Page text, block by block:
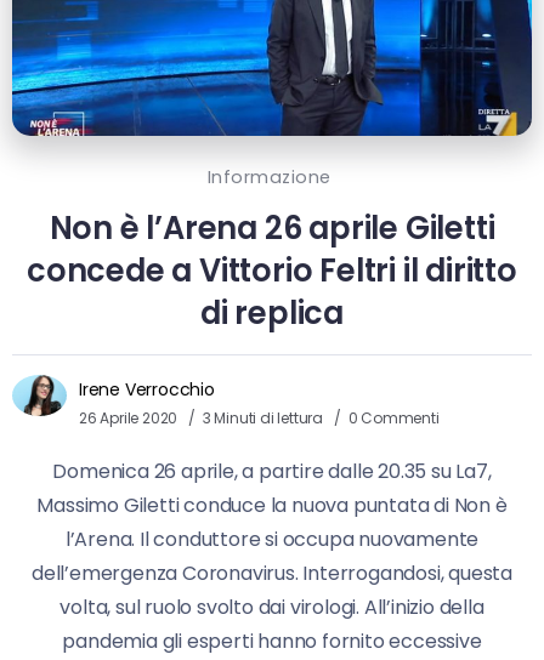
Informazione
Non è l’Arena 26 aprile Giletti
concede a Vittorio Feltri il diritto
di replica
Irene Verrocchio
26 Aprile 2020 3 Minuti di lettura 0 Commenti
Domenica 26 aprile, a partire dalle 20.35 su La7,
Massimo Giletti conduce la nuova puntata di Non è
l’Arena. Il conduttore si occupa nuovamente
dell’emergenza Coronavirus. Interrogandosi, questa
volta, sul ruolo svolto dai virologi. All’inizio della
pandemia gli esperti hanno fornito eccessive